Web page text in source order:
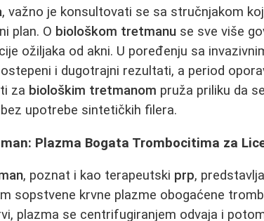
, važno je konsultovati se sa stručnjakom
plan. O biološkom tretmanu se sve više
ožiljaka od akni. U poređenju sa
i dugotrajni rezultati, a period
za biološkim tretmanom pruža priliku da
upotrebe sintetičkih filera.
Plazma Bogata Trombocitima za
, poznat i kao terapeutski prp,
sopstvene krvne plazme obogaćene
plazma se centrifugiranjem odvaja i